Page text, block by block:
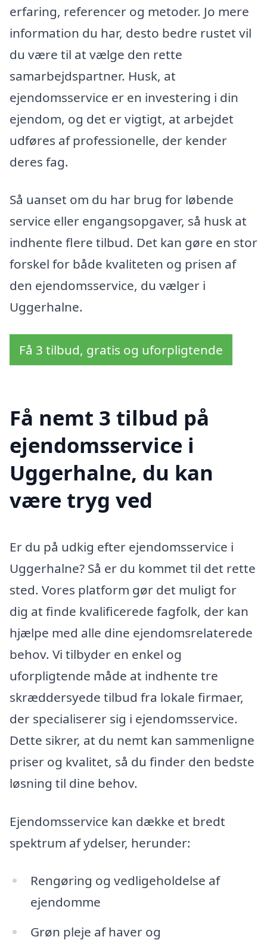
erfaring, referencer og metoder. Jo mere
information du har, desto bedre rustet vil
du være til at vælge den rette
samarbejdspartner. Husk, at
ejendomsservice er en investering i din
ejendom, og det er vigtigt, at arbejdet
udføres af professionelle, der kender
deres fag.
Så uanset om du har brug for løbende
service eller engangsopgaver, så husk at
indhente flere tilbud. Det kan gøre en stor
forskel for både kvaliteten og prisen af
den ejendomsservice, du vælger i
Uggerhalne.
Få 3 tilbud, gratis og uforpligtende
Få nemt 3 tilbud på
ejendomsservice i
Uggerhalne, du kan
være tryg ved
Er du på udkig efter ejendomsservice i
Uggerhalne? Så er du kommet til det rette
sted. Vores platform gør det muligt for
dig at finde kvalificerede fagfolk, der kan
hjælpe med alle dine ejendomsrelaterede
behov. Vi tilbyder en enkel og
uforpligtende måde at indhente tre
skræddersyede tilbud fra lokale firmaer,
der specialiserer sig i ejendomsservice.
Dette sikrer, at du nemt kan sammenligne
priser og kvalitet, så du finder den bedste
løsning til dine behov.
Ejendomsservice kan dække et bredt
spektrum af ydelser, herunder:
Rengøring og vedligeholdelse af
ejendomme
Grøn pleje af haver og